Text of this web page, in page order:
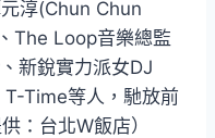
淳(Chun Chun
The Loop音樂總監
新銳實力派女DJ
Time等人，馳放前
：台北W飯店）